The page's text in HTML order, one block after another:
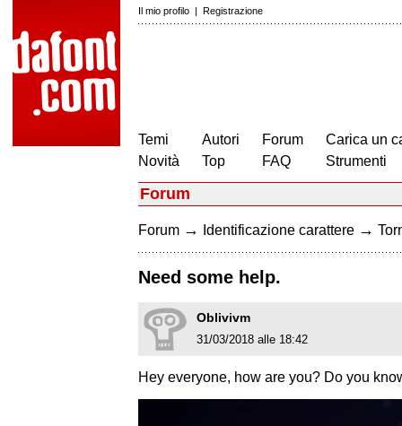
Il mio profilo | Registrazione
Temi
Novità
Autori
Top
Forum
FAQ
Carica un
Strumenti
Forum
Forum → Identificazione carattere →
Need some help.
Oblivivm
31/03/2018 alle 18:42
Hey everyone, how are you? Do you